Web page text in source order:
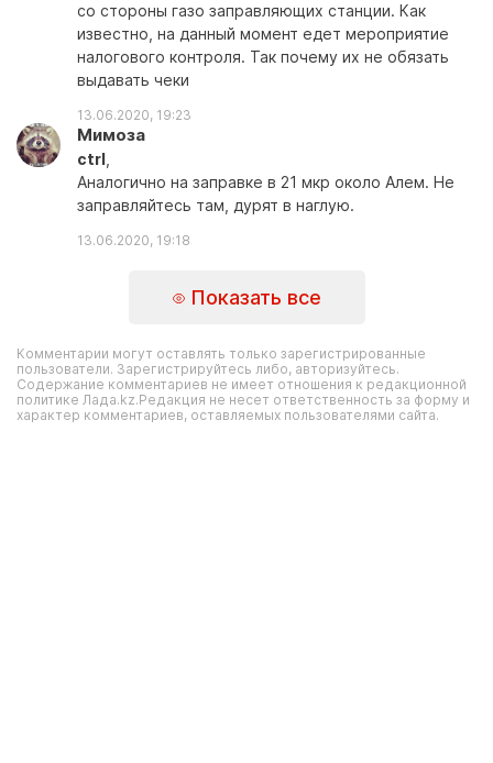
со стороны газо заправляющих станции. Как
известно, на данный момент едет мероприятие
налогового контроля. Так почему их не обязать
выдавать чеки
13.06.2020, 19:23
Мимоза
ctrl
Аналогично на заправке в 21 мкр около Алем. Не
заправляйтесь там, дурят в наглую.
13.06.2020, 19:18
Показать все
Комментарии могут оставлять только зарегистрированные
пользователи. Зарегистрируйтесь либо, авторизуйтесь.
Содержание комментариев не имеет отношения к редакционной
политике Лада.kz.Редакция не несет ответственность за форму и
характер комментариев, оставляемых пользователями сайта.